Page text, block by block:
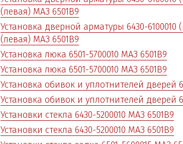
(левая) МАЗ 6501B9
Установка дверной арматуры 6430-6100010
(левая) МАЗ 6501B9
Установка люка 6501-5700010 МАЗ 6501B9
Установка люка 6501-5700010 МАЗ 6501B9
Установка обивок и уплотнителей дверей
Установка обивок и уплотнителей дверей
Установки стекла 6430-5200010 МАЗ 6501B9
Установки стекла 6430-5200010 МАЗ 6501B9